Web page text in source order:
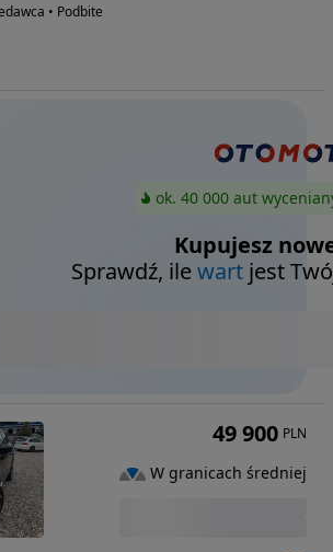
• Podbite
ok. 40 000 aut
Kupujesz
Sprawdź, ilewart jest
49 900 PLN
W granicach średniej